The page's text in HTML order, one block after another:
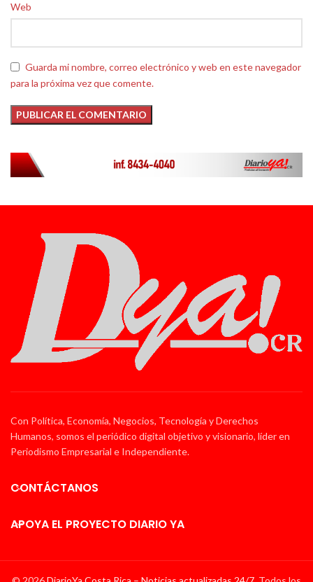
Web
Guarda mi nombre, correo electrónico y web en este navegador
para la próxima vez que comente.
Con Política, Economía, Negocios, Tecnología y Derechos
Humanos, somos el periódico digital objetivo y visionario, líder en
Periodismo Empresarial e Independiente.
CONTÁCTANOS
APOYA EL PROYECTO DIARIO YA